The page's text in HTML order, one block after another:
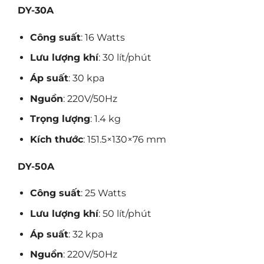
DY-30A
Công suất: 16 Watts
Lưu lượng khí: 30 lít/phút
Áp suất: 30 kpa
Nguồn: 220V/50Hz
Trọng lượng: 1.4 kg
Kích thước: 151.5×130×76 mm
DY-50A
Công suất: 25 Watts
Lưu lượng khí: 50 lít/phút
Áp suất: 32 kpa
Nguồn: 220V/50Hz